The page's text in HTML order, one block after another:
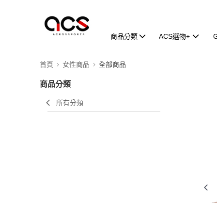
商品分類 ACS選物+
首頁 女性商品 全部商品
商品分類
所有分類